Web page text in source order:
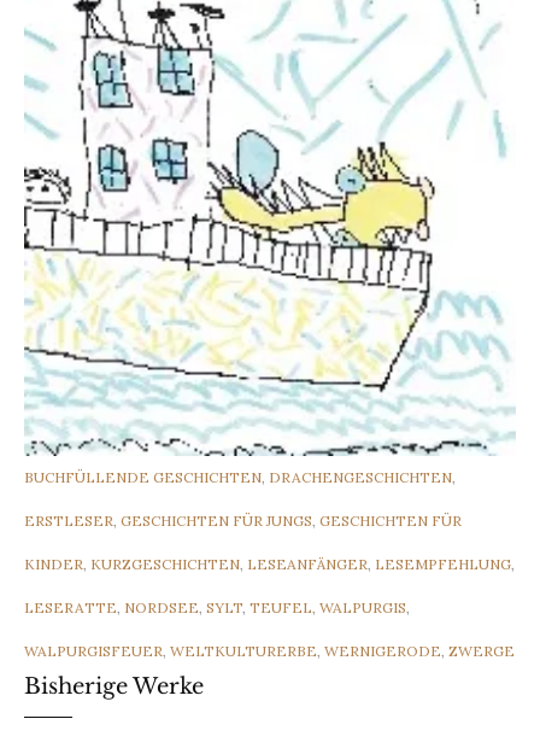
CATEGORIES
BUCHFÜLLENDE GESCHICHTEN, DRACHENGESCHICHTEN,
ERSTLESER, GESCHICHTEN FÜR JUNGS, GESCHICHTEN FÜR
KINDER, KURZGESCHICHTEN, LESEANFÄNGER, LESEMPFEHLUNG,
LESERATTE, NORDSEE, SYLT, TEUFEL, WALPURGIS,
WALPURGISFEUER, WELTKULTURERBE, WERNIGERODE, ZWERGE
Bisherige Werke